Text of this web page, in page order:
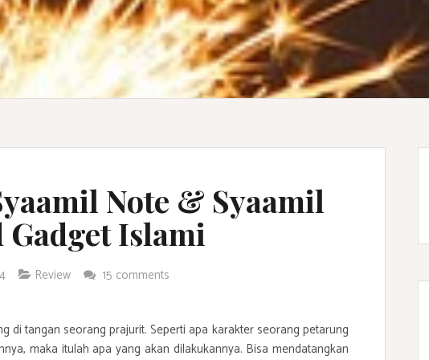
Note & Syaamil
Gadget Islami
Review 15 comments
di tangan seorang prajurit. Seperti apa karakter seorang petarung
maka itulah apa yang akan dilakukannya. Bisa mendatangkan